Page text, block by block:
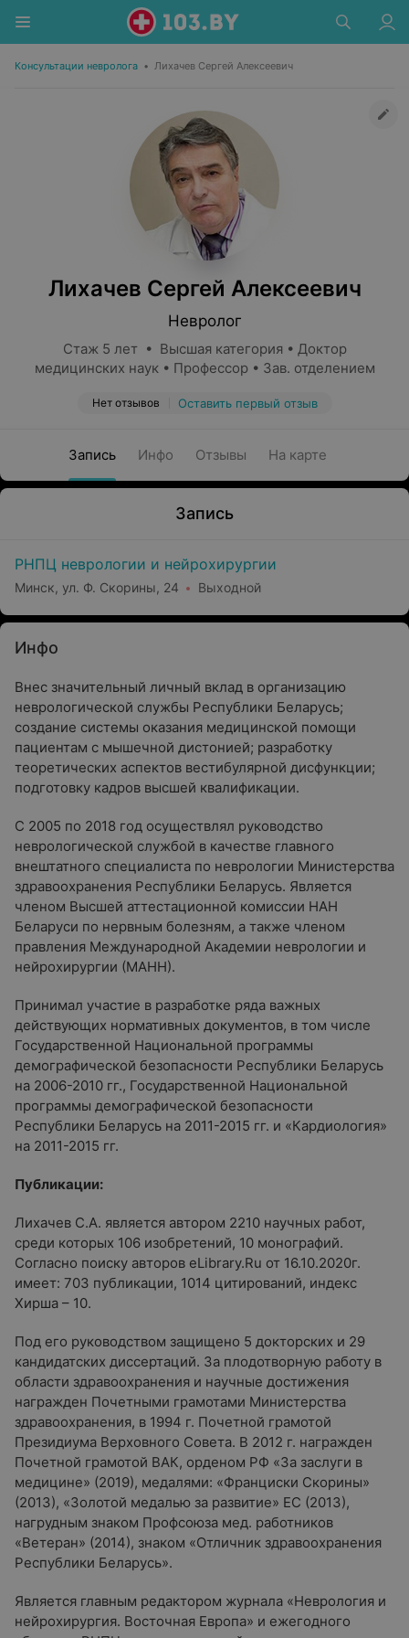
Консультации невролога • Лихачев Сергей Алексеевич
Лихачев Сергей Алексеевич
Невролог
Стаж 5 лет • Высшая категория • Доктор
медицинских наук • Профессор • Зав. отделением
Нет отзывов Оставить первый отзыв
Запись Инфо Отзывы На карте
Запись
РНПЦ неврологии и нейрохирургии
Минск, ул. Ф. Скорины, 24 Выходной
Инфо
Внес значительный личный вклад в организацию
неврологической службы Республики Беларусь;
создание системы оказания медицинской помощи
пациентам с мышечной дистонией; разработку
теоретических аспектов вестибулярной дисфункции;
подготовку кадров высшей квалификации.
С 2005 по 2018 год осуществлял руководство
неврологической службой в качестве главного
внештатного специалиста по неврологии Министерства
здравоохранения Республики Беларусь. Является
членом Высшей аттестационной комиссии НАН
Беларуси по нервным болезням, а также членом
правления Международной Академии неврологии и
нейрохирургии (МАНН).
Принимал участие в разработке ряда важных
действующих нормативных документов, в том числе
Государственной Национальной программы
демографической безопасности Республики Беларусь
на 2006-2010 гг., Государственной Национальной
программы демографической безопасности
Республики Беларусь на 2011-2015 гг. и «Кардиология»
на 2011-2015 гг.
Публикации:
Лихачев С.А. является автором 2210 научных работ,
среди которых 106 изобретений, 10 монографий.
Согласно поиску авторов eLibrary.Ru от 16.10.2020г.
имеет: 703 публикации, 1014 цитирований, индекс
Хирша – 10.
Под его руководством защищено 5 докторских и 29
кандидатских диссертаций. За плодотворную работу в
области здравоохранения и научные достижения
награжден Почетными грамотами Министерства
здравоохранения, в 1994 г. Почетной грамотой
Президиума Верховного Совета. В 2012 г. награжден
Почетной грамотой ВАК, орденом РФ «За заслуги в
медицине» (2019), медалями: «Франциски Скорины»
(2013), «Золотой медалью за развитие» ЕС (2013),
нагрудным знаком Профсоюза мед. работников
«Ветеран» (2014), знаком «Отличник здравоохранения
Республики Беларусь».
Является главным редактором журнала «Неврология и
нейрохирургия. Восточная Европа» и ежегодного